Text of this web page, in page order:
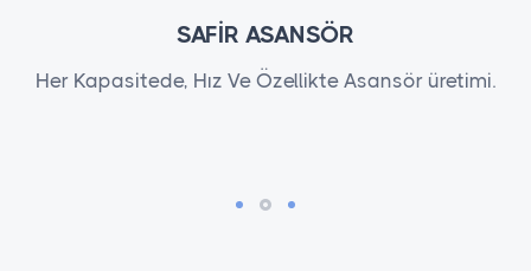
SAFİR ASANSÖR
Her Kapasitede, Hız Ve Özellikte Asansör üretimi.